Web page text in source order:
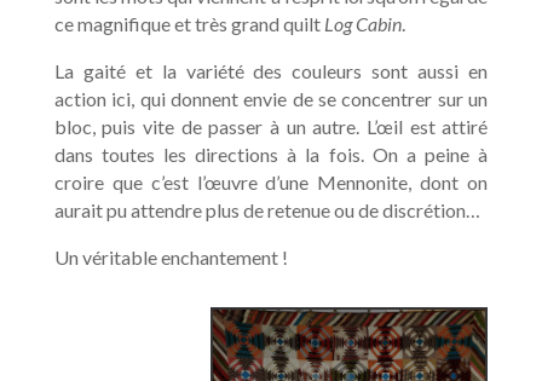
ce magnifique et très grand quilt Log Cabin.
La gaité et la variété des couleurs sont aussi en
action ici, qui donnent envie de se concentrer sur un
bloc, puis vite de passer à un autre. L’œil est attiré
dans toutes les directions à la fois. On a peine à
croire que c’est l’œuvre d’une Mennonite, dont on
aurait pu attendre plus de retenue ou de discrétion…
Un véritable enchantement !